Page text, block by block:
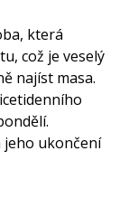
která
což je veselý
najíst masa.
jeho ukončení